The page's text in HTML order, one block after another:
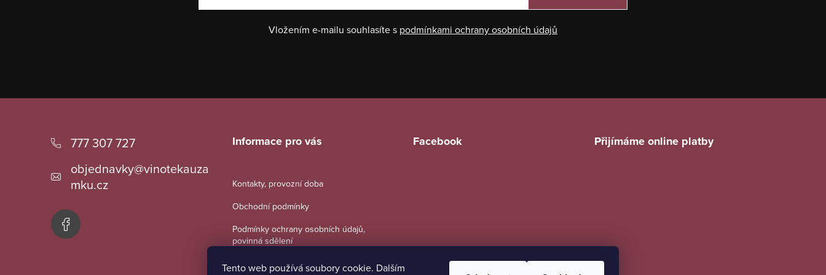
Tento web používá soubory cookie. Dalším
Vložením e-mailu souhlasíte s podmínkami ochrany osobních údajů
777 307 727
objednavky@vinotekauza
mku.cz
Informace pro vás
Kontakty, provozní doba
Obchodní podmínky
Podmínky ochrany osobních údajů,
povinná sdělení
Facebook Přijímáme online platby